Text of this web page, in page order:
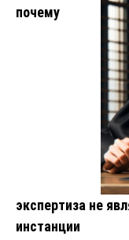
почему
экспертиза не
инстанции